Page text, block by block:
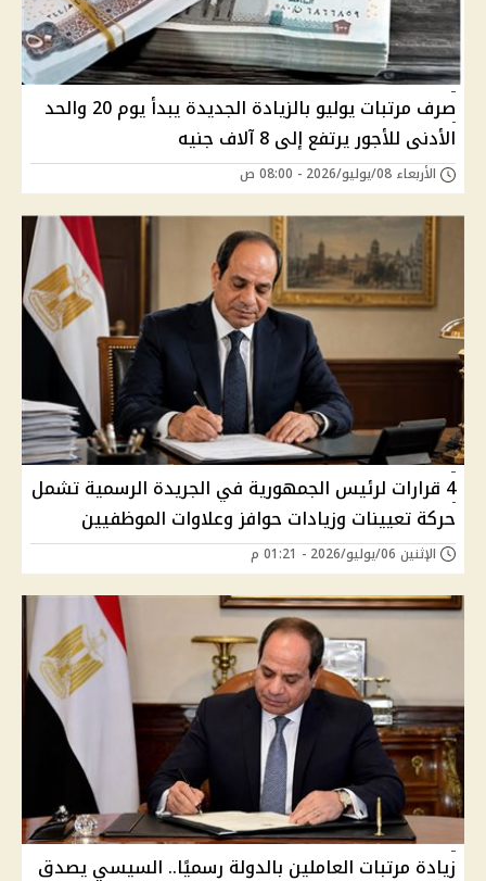
صرف مرتبات يوليو بالزيادة الجديدة يبدأ يوم 20 والحد
الأدنى للأجور يرتفع إلى 8 آلاف جنيه
الأربعاء 08/يوليو/2026 - 08:00 ص
4 قرارات لرئيس الجمهورية في الجريدة الرسمية تشمل
حركة تعيينات وزيادات حوافز وعلاوات الموظفيين
الإثنين 06/يوليو/2026 - 01:21 م
زيادة مرتبات العاملين بالدولة رسميًا.. السيسي يصدق